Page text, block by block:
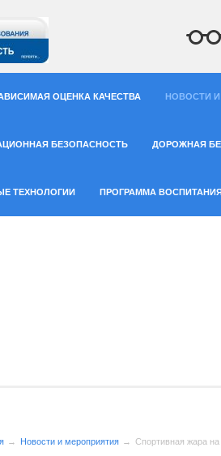
ОЦЕНКА КАЧЕСТВА НОВОСТИ
БЕЗОПАСНОСТЬ ДОРОЖНАЯ
ТЕХНОЛОГИИ ПРОГРАММА
Новости и мероприятия Спортивная жара